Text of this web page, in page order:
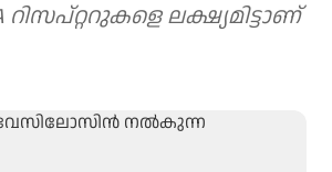
ലക്ഷ്യമിട്ടാണ്